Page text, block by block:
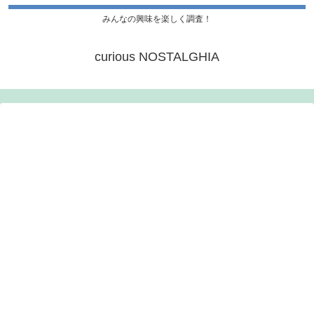
みんなの興味を楽しく調査！
curious NOSTALGHIA